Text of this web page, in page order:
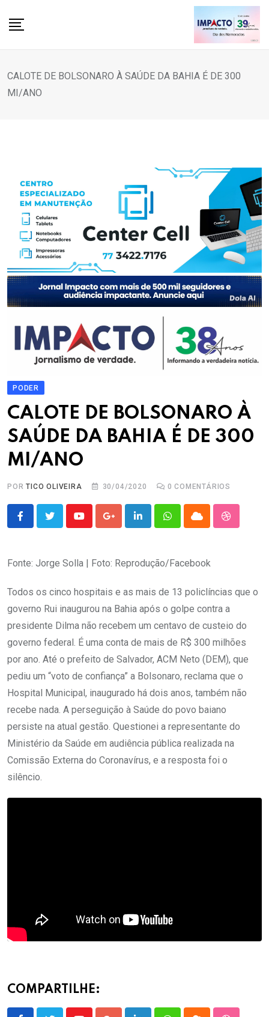
CALOTE DE BOLSONARO À SAÚDE DA BAHIA É DE 300
MI/ANO
PODER
CALOTE DE BOLSONARO À
SAÚDE DA BAHIA É DE 300
MI/ANO
PORTICO OLIVEIRA 30/04/2020 0 COMENTÁRIOS
YoutubeGoogle+LinkedInWhatsappCloud
Fonte: Jorge Solla | Foto: Reprodução/Facebook
Todos os cinco hospitais e as mais de 13 policlíncias que o
governo Rui inaugurou na Bahia após o golpe contra a
presidente Dilma não recebem um centavo de custeio do
governo federal. É uma conta de mais de R$ 300 milhões
por ano. Até o prefeito de Salvador, ACM Neto (DEM), que
pediu um “voto de confiança” a Bolsonaro, reclama que o
Hospital Municipal, inaugurado há dois anos, também não
recebe nada. A perseguição à Saúde do povo baiano
persiste na atual gestão. Questionei a representante do
Ministério da Saúde em audiência pública realizada na
Comissão Externa do Coronavírus, e a resposta foi o
silêncio.
COMPARTILHE: